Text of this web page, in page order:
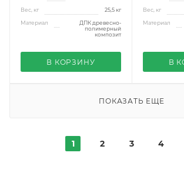
Вес, кг 25,5 кг
Материал
ДПК древесно-
полимерный
композит
В КОРЗИНУ
Вес, кг
Материал
В
ПОКАЗАТЬ ЕЩЕ
1 2 3 4